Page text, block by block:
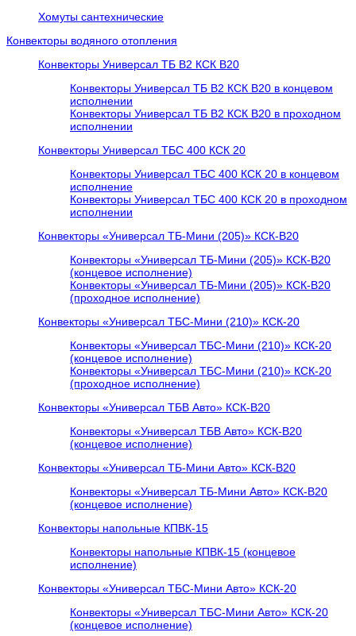
Хомуты сантехнические
Конвекторы водяного отопления
Конвекторы Универсал ТБ В2 КСК В20
Конвекторы Универсал ТБ В2 КСК В20 в концевом
исполнении
Конвекторы Универсал ТБ В2 КСК В20 в проходном
исполнении
Конвекторы Универсал ТБС 400 КСК 20
Конвекторы Универсал ТБС 400 КСК 20 в концевом
исполнение
Конвекторы Универсал ТБС 400 КСК 20 в проходном
исполнении
Конвекторы «Универсал ТБ-Мини (205)» КСК-В20
Конвекторы «Универсал ТБ-Мини (205)» КСК-В20
(концевое исполнение)
Конвекторы «Универсал ТБ-Мини (205)» КСК-В20
(проходное исполнение)
Конвекторы «Универсал ТБС-Мини (210)» КСК-20
Конвекторы «Универсал ТБС-Мини (210)» КСК-20
(концевое исполнение)
Конвекторы «Универсал ТБС-Мини (210)» КСК-20
(проходное исполнение)
Конвекторы «Универсал ТБВ Авто» КСК-В20
Конвекторы «Универсал ТБВ Авто» КСК-В20
(концевое исполнение)
Конвекторы «Универсал ТБ-Мини Авто» КСК-В20
Конвекторы «Универсал ТБ-Мини Авто» КСК-В20
(концевое исполнение)
Конвекторы напольные КПВК-15
Конвекторы напольные КПВК-15 (концевое
исполнение)
Конвекторы «Универсал ТБC-Мини Авто» КСК-20
Конвекторы «Универсал ТБC-Мини Авто» КСК-20
(концевое исполнение)